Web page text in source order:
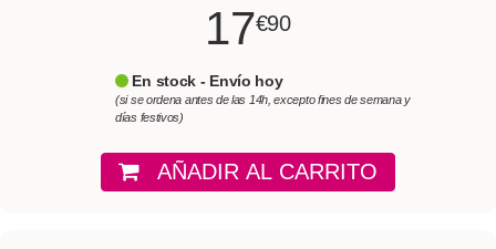
17€90
En stock - Envío hoy
(si se ordena antes de las 14h, excepto fines de semana y
días festivos)
AÑADIR AL CARRITO